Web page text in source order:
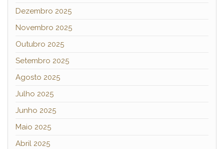
Dezembro 2025
Novembro 2025
Outubro 2025
Setembro 2025
Agosto 2025
Julho 2025
Junho 2025
Maio 2025
Abril 2025